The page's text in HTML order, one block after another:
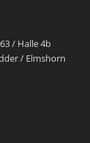
/ Halle 4b
/ Elmshorn